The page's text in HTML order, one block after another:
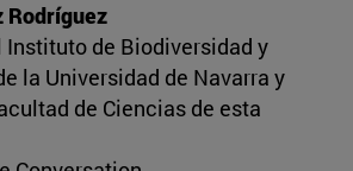
Rodríguez
Instituto de Biodiversidad y
la Universidad de Navarra y
de Ciencias de esta